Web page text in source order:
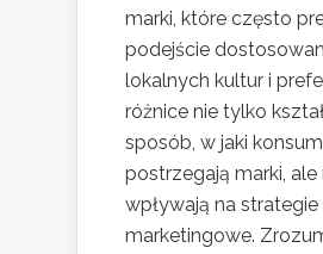
marki, które często
podejście
lokalnych kultur i
różnice nie tylko
sposób, w jaki
postrzegają marki, ale
wpływają na strategie
marketingowe.